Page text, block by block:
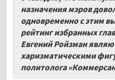
назначения мэров
одновременно с этим
рейтинг избранных
Евгений Ройзман
харизматическими
политолога